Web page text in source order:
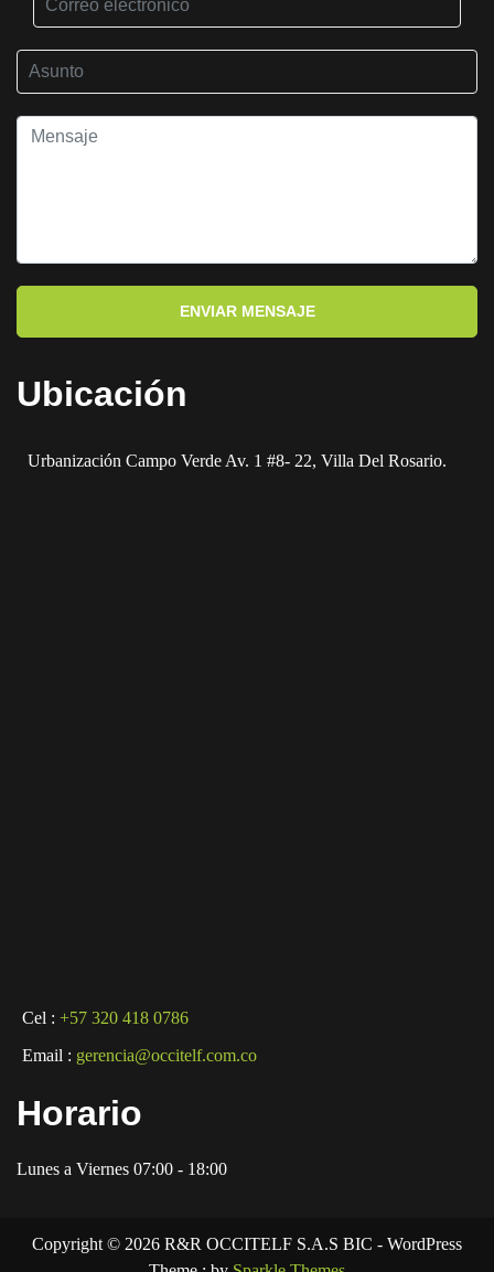
ENVIAR MENSAJE
Ubicación
Urbanización Campo Verde Av. 1 #8- 22, Villa Del Rosario.
Cel : +57 320 418 0786
Email : gerencia@occitelf.com.co
Horario
Lunes a Viernes 07:00 - 18:00
Copyright © 2026 R&R OCCITELF S.A.S BIC - WordPress